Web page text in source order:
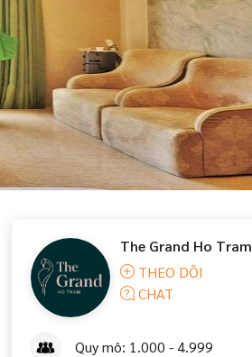
The Grand Ho Tram
THEO DÕI
CHAT
Quy mô: 1.000 - 4.999